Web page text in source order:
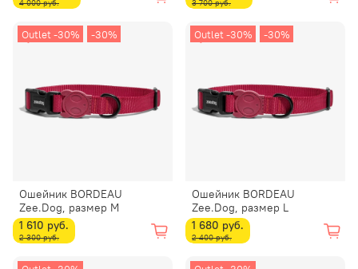
4 000 руб. 3 700 руб.
Outlet -30% -30%
Ошейник BORDEAU
Zee.Dog, размер M
1 610 руб.
2 300 руб.
Outlet -30% -30%
Ошейник BORDEAU
Zee.Dog, размер L
1 680 руб.
2 400 руб.